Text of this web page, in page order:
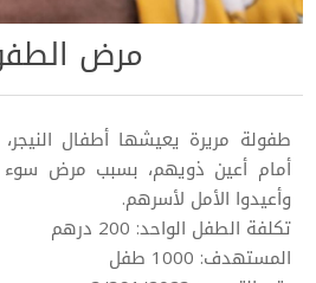
مرض
طفولة مريرة يعيشها أطفال
أمام أعين ذويهم، بسبب مرض سوء
وأعيدوا الأمل لأسرهم.
تكلفة الطفل الواحد: 200 درهم
المستهدف: 1000 طفل